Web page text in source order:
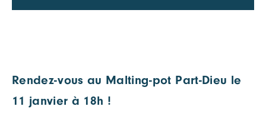
Rendez-vous au Malting-pot Part-Dieu le
11 janvier à 18h !